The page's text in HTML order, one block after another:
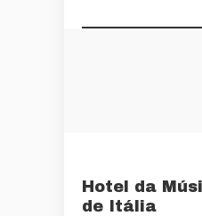
Hotel da
de Itália